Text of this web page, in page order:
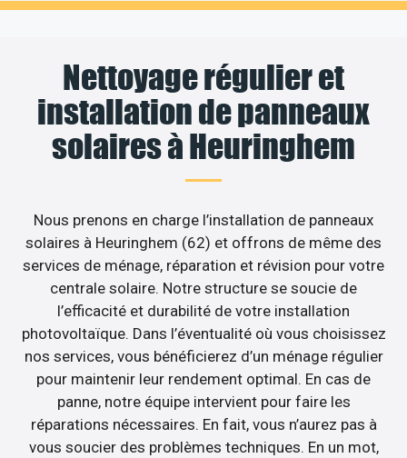
Nettoyage régulier et
installation de panneaux
solaires à Heuringhem
Nous prenons en charge l’installation de panneaux
solaires à Heuringhem (62) et offrons de même des
services de ménage, réparation et révision pour votre
centrale solaire. Notre structure se soucie de
l’efficacité et durabilité de votre installation
photovoltaïque. Dans l’éventualité où vous choisissez
nos services, vous bénéficierez d’un ménage régulier
pour maintenir leur rendement optimal. En cas de
panne, notre équipe intervient pour faire les
réparations nécessaires. En fait, vous n’aurez pas à
vous soucier des problèmes techniques. En un mot,